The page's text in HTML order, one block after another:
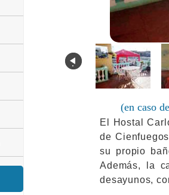
.
(en caso
El Hostal
de
su propio
Además, la
desayunos,